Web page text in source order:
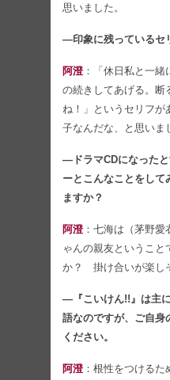
思いました。
―印象に残っているセ
阿澄：「休日私と一緒
の続きしてあげる。断
ね！」というセリフが
子なんだな、と思いま
―ドラマCDになった
ーとこんなことをして
ますか？
阿澄：七海は（茅野愛
ゃんの親友というこ
か？ 掛け合いが楽し
―『こいけん!!』は主
語なのですが、ご自身
ください。
阿澄：根性をつけるた